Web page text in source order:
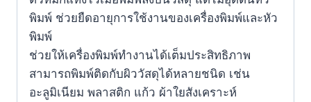
พิมพ์ ช่วยยืดอายุการใช้งานของเครื่องพิมพ์และหัว
พิมพ์
ช่วยให้เครื่องพิมพ์ทำงานได้เต็มประสิทธิภาพ
สามารถพิมพ์ติดกับผิววัสดุได้หลายชนิด เช่น
อะลูมิเนียม พลาสติก แก้ว ผ้าใยสังเคราะห์